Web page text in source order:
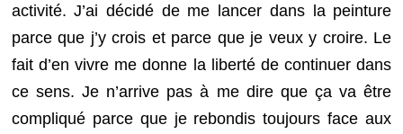
activité. J’ai décidé de me lancer dans la peinture
parce que j’y crois et parce que je veux y croire. Le
fait d’en vivre me donne la liberté de continuer dans
ce sens. Je n’arrive pas à me dire que ça va être
compliqué parce que je rebondis toujours face aux